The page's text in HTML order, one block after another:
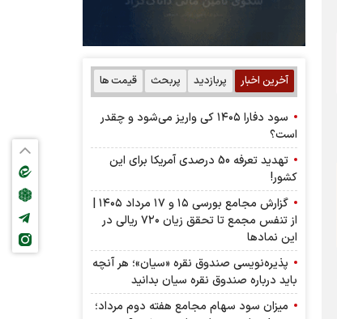
آخرین اخبار پربازدید پربحث قیمت ها
سود دفارا ۱۴۰۵ کی واریز می‌شود و چقدر
است؟
تهدید تعرفه 50 درصدی آمریکا برای این
کشور!
گزارش مجامع بورسی ۱۵ و ۱۷ مرداد ۱۴۰۵ |
از تنفس مجمع تا تحقق زیان ۷۲۰ ریالی در
این نماد‌ها
پذیره‌نویسی صندوق نقره «سیان»؛ هر آنچه
باید درباره صندوق نقره سیان بدانید
میزان سود سهام مجامع هفته دوم مرداد؛